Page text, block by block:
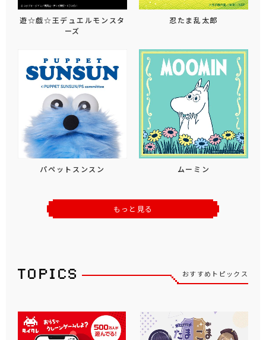
遊☆戯☆王デュエルモンスタ
ーズ
忍たま乱太郎
パペットスンスン ムーミン
もっと見る
おすすめトピックス